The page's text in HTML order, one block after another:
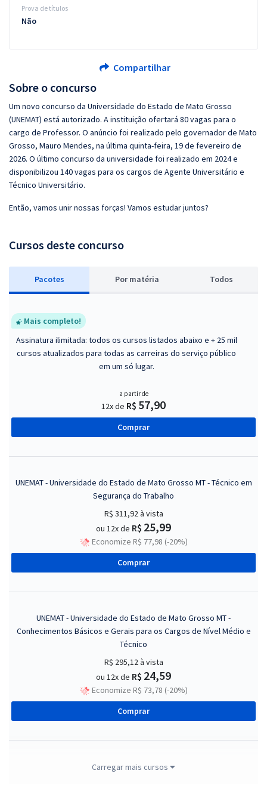
Sobre o concurso
Um novo concurso da Universidade do Estado de Mato Grosso
(UNEMAT) está autorizado. A instituição ofertará 80 vagas para o
cargo de Professor. O anúncio foi realizado pelo governador de Mato
Grosso, Mauro Mendes, na última quinta-feira, 19 de fevereiro de
2026. O último concurso da universidade foi realizado em 2024 e
disponibilizou 140 vagas para os cargos de Agente Universitário e
Técnico Universitário.
Então, vamos unir nossas forças! Vamos estudar juntos?
Cursos deste concurso
Pacotes Por matéria Todos
Mais completo!
Assinatura ilimitada: todos os cursos listados abaixo e + 25 mil
cursos atualizados para todas as carreiras do serviço público
em um só lugar.
a partir de
12x de R$ 57,90
Comprar
UNEMAT - Universidade do Estado de Mato Grosso MT - Técnico em
Segurança do Trabalho
R$ 311,92à vista
ou 12x de R$ 25,99
Economize R$ 77,98 (-20%)
Comprar
UNEMAT - Universidade do Estado de Mato Grosso MT -
Conhecimentos Básicos e Gerais para os Cargos de Nível Médio e
Técnico
R$ 295,12à vista
ou 12x de R$ 24,59
Economize R$ 73,78 (-20%)
Comprar
UNEMAT - Universidade do Estado de Mato Grosso MT -
Carregar mais cursos
Prova de títulos
Não
Compartilhar